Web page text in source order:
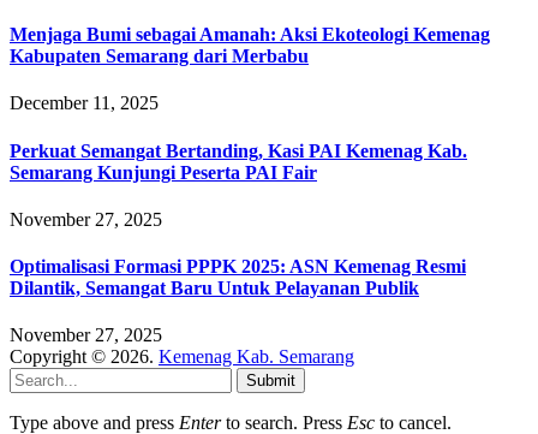
Menjaga Bumi sebagai Amanah: Aksi Ekoteologi Kemenag
Kabupaten Semarang dari Merbabu
December 11, 2025
Perkuat Semangat Bertanding, Kasi PAI Kemenag Kab.
Semarang Kunjungi Peserta PAI Fair
November 27, 2025
Optimalisasi Formasi PPPK 2025: ASN Kemenag Resmi
Dilantik, Semangat Baru Untuk Pelayanan Publik
November 27, 2025
Copyright © 2026. Kemenag Kab. Semarang
Submit
Type above and press Enterto search. Press Esc to cancel.